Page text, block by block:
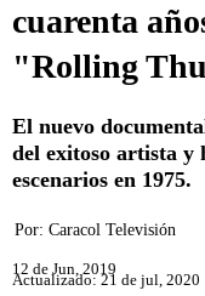
cuarenta
"Rolling
El nuevo
del exitoso artista y
escenarios en 1975.
Por: Caracol Televisión
12 de Jun, 2019
Actualizado: 21 de jul, 2020